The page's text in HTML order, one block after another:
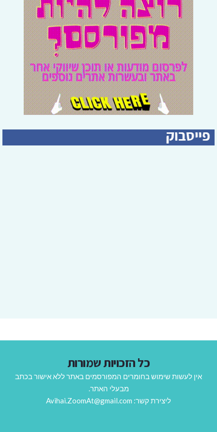
כל הזכויות שמורות
אין לעשות שימוש בחומרים המפורסמים באתר ללא אישור בכתב
מבעלי האתר.
ליצירת קשר: Avihai.ZoomAt@gmail.com